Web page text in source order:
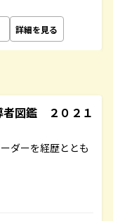
詳細を見る
図鑑 ２０２１
ダーを経歴ととも